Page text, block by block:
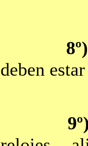
8º)
deben